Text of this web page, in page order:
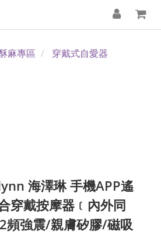
麻專區 穿戴式自愛器
海澤琳 手機APP遙
穿戴按摩器﹝內外同
頻強震/親膚矽膠/磁吸